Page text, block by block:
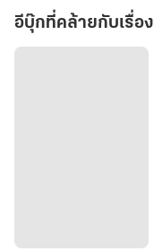
อีบุ๊กที่คล้ายกับเรื่อ